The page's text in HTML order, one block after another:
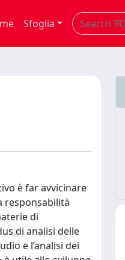
Sfoglia
è far avvicinare
responsabilità
di
di analisi delle
e l’analisi dei